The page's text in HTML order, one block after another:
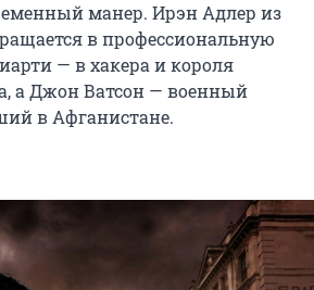
манер. Ирэн Адлер из
в профессиональную
— в хакера и короля
а Джон Ватсон — военный
в Афганистане.